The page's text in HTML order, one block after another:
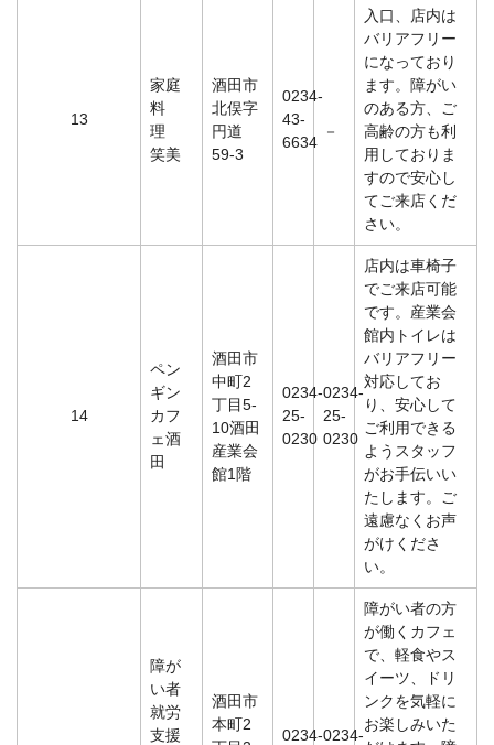
13
家庭
料
理
笑美
酒田市
北俣字
円道
59-3
0234-
43-
6634
－
入口、店内は
バリアフリー
になっており
ます。障がい
のある方、ご
高齢の方も利
用しておりま
すので安心し
てご来店くだ
さい。
14
ペン
ギン
カフ
ェ酒
田
酒田市
中町2
丁目5-
10酒田
産業会
館1階
0234-
25-
0230
0234-
25-
0230
店内は車椅子
でご来店可能
です。産業会
館内トイレは
バリアフリー
対応してお
り、安心して
ご利用できる
ようスタッフ
がお手伝いい
たします。ご
遠慮なくお声
がけくださ
い。
障が
い者
就労
支援
酒田市
本町2
0234-0234-
障がい者の方
が働くカフェ
で、軽食やス
イーツ、ドリ
ンクを気軽に
お楽しみいた